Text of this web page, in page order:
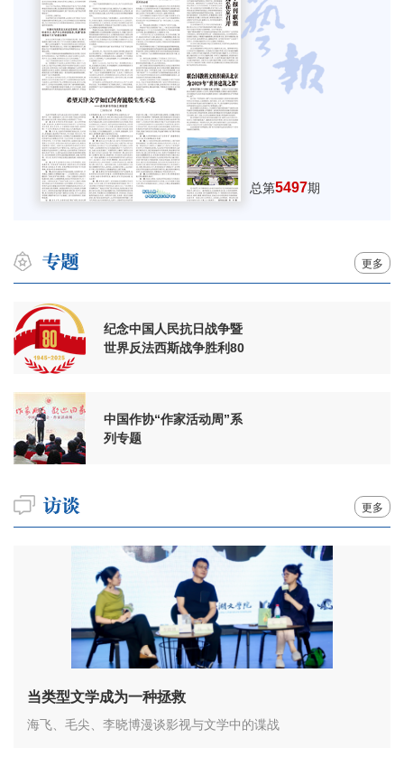
总第5497期
更多
纪念中国人民抗日战争暨
世界反法西斯战争胜利80
中国作协“作家活动周”系
列专题
更多
当类型文学成为一种拯救
海飞、毛尖、李晓博漫谈影视与文学中的谍战